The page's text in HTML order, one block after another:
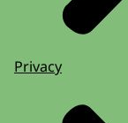
Privacy